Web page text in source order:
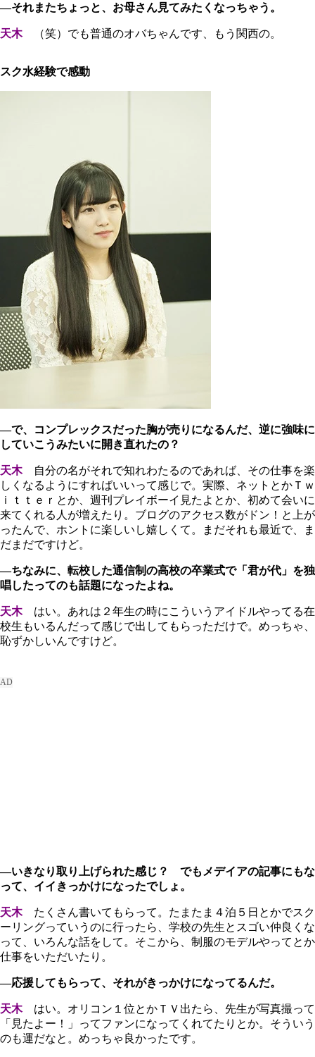
―それまたちょっと、お母さん見てみたくなっちゃう。
天木（笑）でも普通のオバちゃんです、もう関西の。
スク水経験で感動
―で、コンプレックスだった胸が売りになるんだ、逆に強味に
していこうみたいに開き直れたの？
天木自分の名がそれで知れわたるのであれば、その仕事を楽
しくなるようにすればいいって感じで。実際、ネットとかＴｗ
ｉｔｔｅｒとか、週刊プレイボーイ見たよとか、初めて会いに
来てくれる人が増えたり。ブログのアクセス数がドン！と上が
ったんで、ホントに楽しいし嬉しくて。まだそれも最近で、ま
だまだですけど。
―ちなみに、転校した通信制の高校の卒業式で「君が代」を独
唱したってのも話題になったよね。
天木はい。あれは２年生の時にこういうアイドルやってる在
校生もいるんだって感じで出してもらっただけで。めっちゃ、
恥ずかしいんですけど。
―いきなり取り上げられた感じ？ でもメデイアの記事にもな
って、イイきっかけになったでしょ。
天木たくさん書いてもらって。たまたま４泊５日とかでスク
ーリングっていうのに行ったら、学校の先生とスゴい仲良くな
って、いろんな話をして。そこから、制服のモデルやってとか
仕事をいただいたり。
―応援してもらって、それがきっかけになってるんだ。
天木はい。オリコン１位とかＴＶ出たら、先生が写真撮って
「見たよー！」ってファンになってくれてたりとか。そういう
のも運だなと。めっちゃ良かったです。